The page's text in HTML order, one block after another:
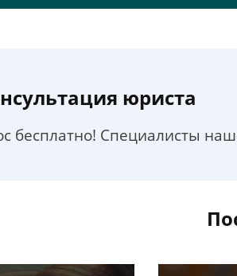
юриста
бесплатно! Специалисты